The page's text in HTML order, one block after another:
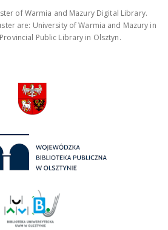
of Warmia and Mazury Digital Library.
are: University of Warmia and Mazury in
Public Library in Olsztyn.